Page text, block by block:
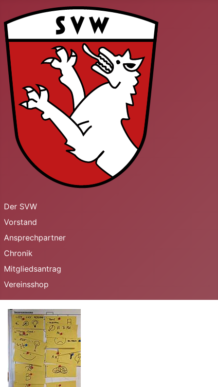
Der SVW
Vorstand
Ansprechpartner
Chronik
Mitgliedsantrag
Vereinsshop